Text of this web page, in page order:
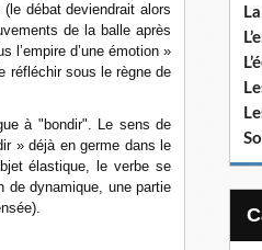
débat deviendrait alors
de la balle après
l’empire d’une émotion »
réfléchir sous le règne de
à "bondir". Le sens de
» déjà en germe dans le
élastique, le verbe se
de dynamique, une partie